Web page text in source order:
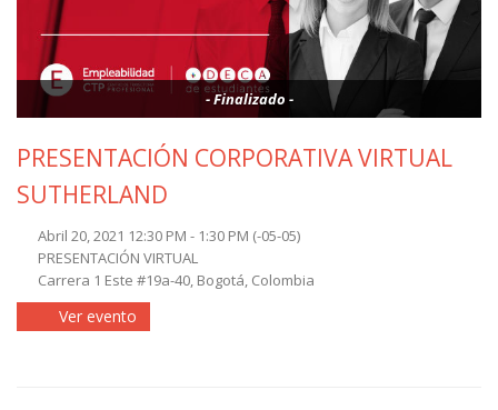
- Finalizado -
PRESENTACIÓN CORPORATIVA VIRTUAL
SUTHERLAND
Abril 20, 2021 12:30 PM - 1:30 PM (-05-05)
PRESENTACIÓN VIRTUAL
Carrera 1 Este #19a-40, Bogotá, Colombia
Ver evento